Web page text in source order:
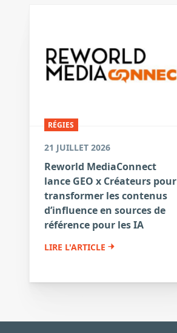
RÉGIES
21 JUILLET 2026
Reworld MediaConnect
lance GEO x Créateurs pour
transformer les contenus
d’influence en sources de
référence pour les IA
LIRE L'ARTICLE